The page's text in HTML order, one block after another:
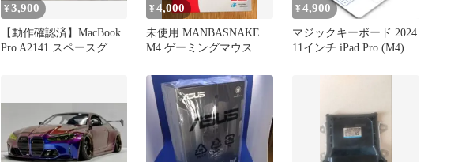
¥3,900
【動作確認済】MacBook
Pro A2141 スペースグレ
¥4,000
未使用 MANBASNAKE
M4 ゲーミングマウス ブ
¥ 4,900
マジックキーボード 2024
11インチ iPad Pro (M4) 対
iPad Pro 11 (M4) 11inch専
クライト付き 磁気吸着ケ
ース 日本語配列キーボー
ド ホワイト